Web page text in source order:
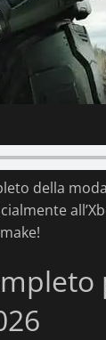
della